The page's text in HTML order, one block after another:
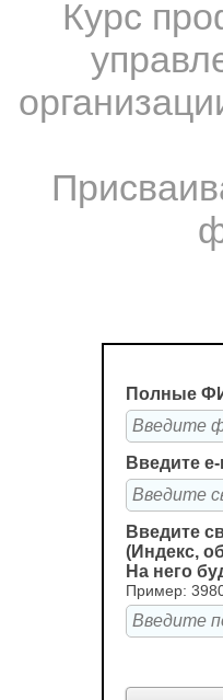
Курс
Полные
Введите
Введите
(Индекс,
На него
Пример: